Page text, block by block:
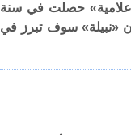
إعلامية» حصلت في سنة
بأن «نبيلة» سوف تبرز في